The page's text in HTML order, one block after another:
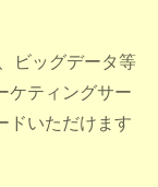
ビッグデータ等
ケティングサー
ドいただけます